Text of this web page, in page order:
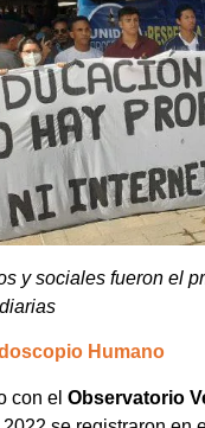
y sociales fueron el
Humano
con el Observatorio